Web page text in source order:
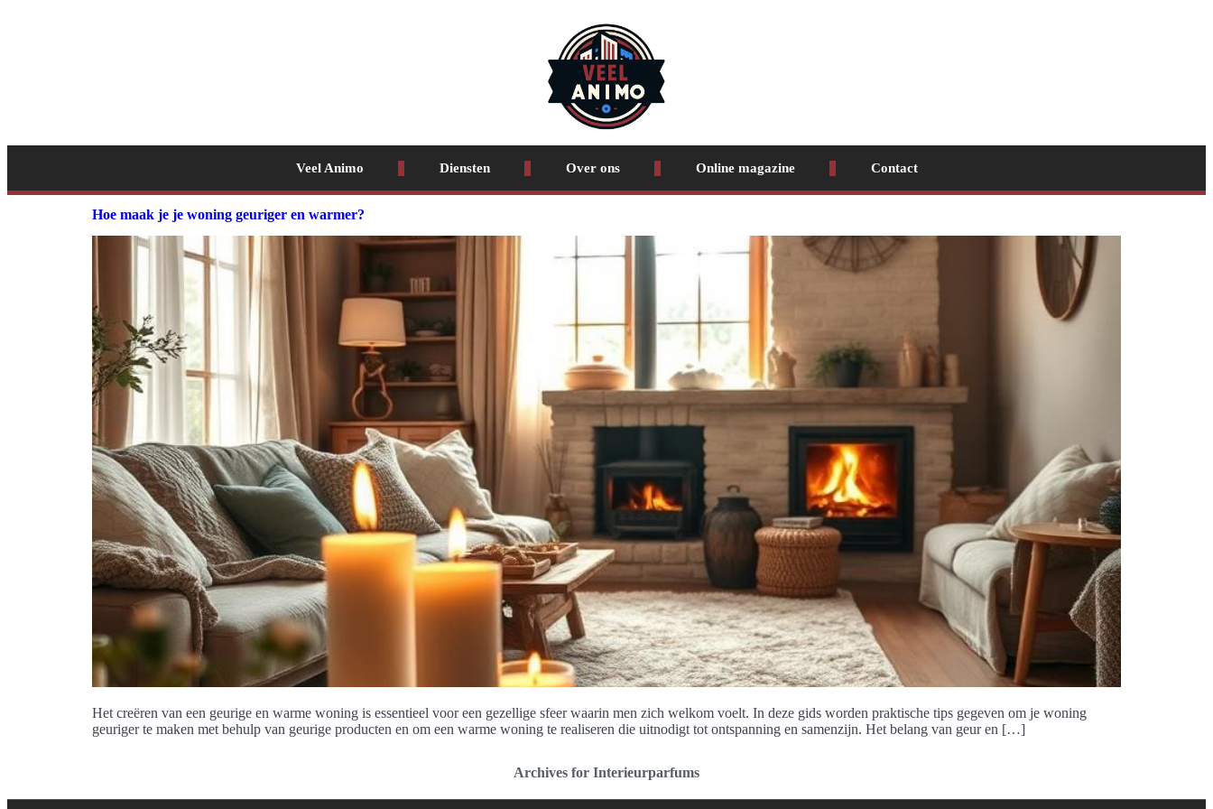
Veel Animo Diensten Over ons Online magazine Contact
Hoe maak je je woning geuriger en warmer?
Het creëren van een geurige en warme woning is essentieel voor een gezellige sfeer waarin men zich welkom voelt. In deze gids worden praktische tips gegeven om je woning
geuriger te maken met behulp van geurige producten en om een warme woning te realiseren die uitnodigt tot ontspanning en samenzijn. Het belang van geur en […]
Archives for Interieurparfums